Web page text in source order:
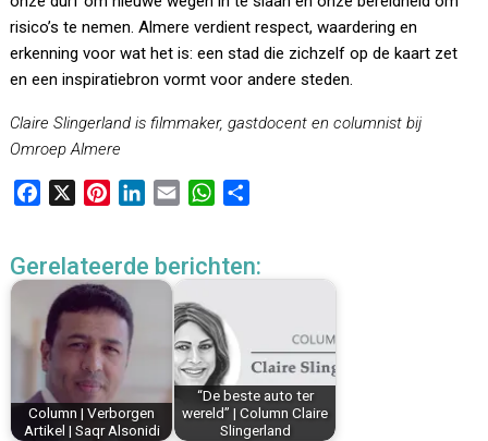
risico’s te nemen. Almere verdient respect, waardering en
erkenning voor wat het is: een stad die zichzelf op de kaart zet
en een inspiratiebron vormt voor andere steden.
Claire Slingerland is filmmaker, gastdocent en columnist bij
Omroep Almere
e
o
o
k
t
e
r
e
s
t
k
i
l
W
t
A
p
p
e
Gerelateerde berichten:
Column | Verborgen
Artikel | Saqr Alsonidi
“De beste auto ter
wereld” | Column Claire
Slingerland